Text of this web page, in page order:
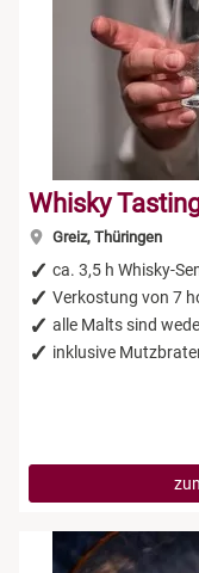
Whisky
Greiz, Thüringen
ca. 3,5 h Whisky-
Verkostung von 7
alle Malts sind
inklusive
Niedersachsen
Saarland
Sachsen
Sachsen-Anhalt
Rum Tasting
Tequila
Wein Tasting
Whisky Tasting